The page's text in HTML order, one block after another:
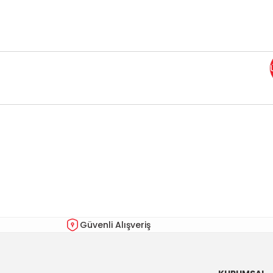
Ürün fiyatı diğer sitelerden daha pahalı.
Güvenli Alışveriş